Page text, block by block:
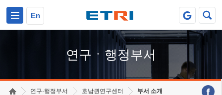
En
연구ㆍ행정부서
연구·행정부서 호남권연구센터 부서 소개